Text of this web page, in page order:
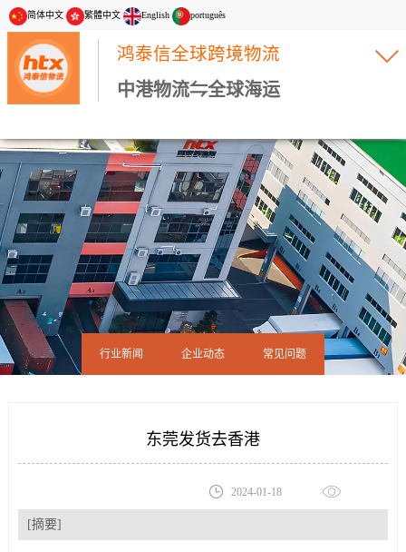
简体中文 繁體中文 English português
鸿泰信全球跨境物流
中港物流⇋全球海运
行业新闻 企业动态 常见问题
东莞发货去香港
2024-01-18
[摘要]